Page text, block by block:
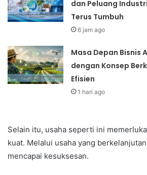
dan Peluang
Terus Tumbuh
6 jam ago
Masa Depan Bisnis
dengan Konsep
Efisien
1 hari ago
Selain itu, usaha seperti ini
kuat. Melalui usaha yang
mencapai kesuksesan.